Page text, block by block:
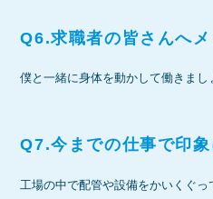
Q6.求職者の皆さんへ
僕と一緒に身体を動かして働きまし
Q7.今までの仕事で印
工場の中で配管や設備をかいくぐっ